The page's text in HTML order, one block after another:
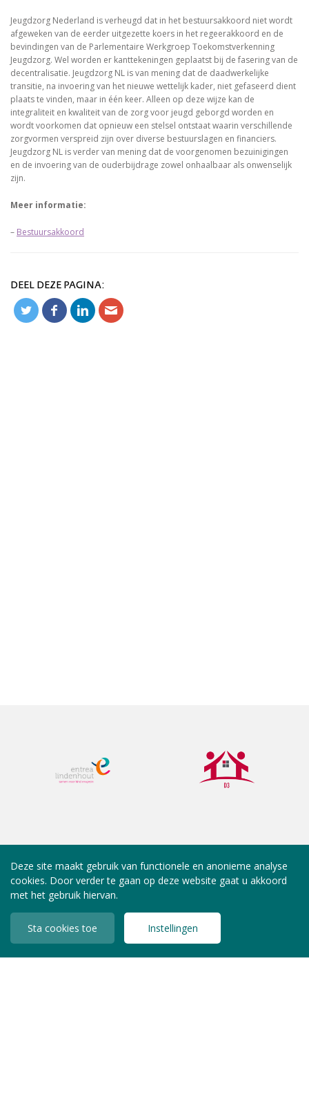
Jeugdzorg Nederland is verheugd dat in het bestuursakkoord niet wordt
afgeweken van de eerder uitgezette koers in het regeerakkoord en de
bevindingen van de Parlementaire Werkgroep Toekomstverkenning
Jeugdzorg. Wel worden er kanttekeningen geplaatst bij de fasering van de
decentralisatie. Jeugdzorg NL is van mening dat de daadwerkelijke
transitie, na invoering van het nieuwe wettelijk kader, niet gefaseerd dient
plaats te vinden, maar in één keer. Alleen op deze wijze kan de
integraliteit en kwaliteit van de zorg voor jeugd geborgd worden en
wordt voorkomen dat opnieuw een stelsel ontstaat waarin verschillende
zorgvormen verspreid zijn over diverse bestuurslagen en financiers.
Jeugdzorg NL is verder van mening dat de voorgenomen bezuinigingen
en de invoering van de ouderbijdrage zowel onhaalbaar als onwenselijk
zijn.
Meer informatie:
– Bestuursakkoord
DEEL DEZE PAGINA:
Deze site maakt gebruik van functionele en anonieme analyse
cookies. Door verder te gaan op deze website gaat u akkoord
met het gebruik hiervan.
Sta cookies toe Instellingen